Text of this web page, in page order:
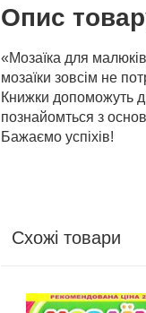
Опис
«Мозаїка для
мозаїки зовсім не
Книжки допоможуть
познайомться з
Бажаємо успіхів!
Схожі товари